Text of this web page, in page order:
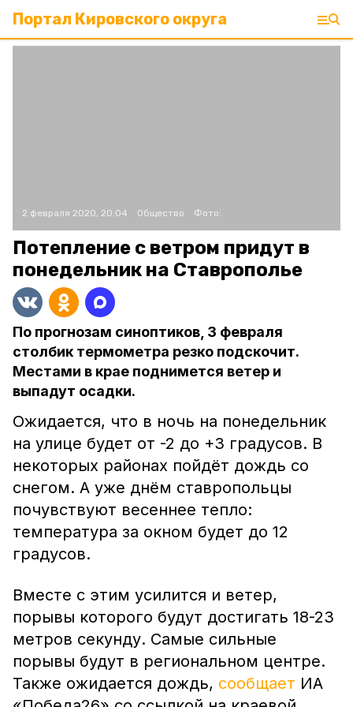
Портал Кировского округа
2 февраля 2020, 20:04 Общество Фото:
Потепление с ветром придут в
понедельник на Ставрополье
По прогнозам синоптиков, 3 февраля
столбик термометра резко подскочит.
Местами в крае поднимется ветер и
выпадут осадки.
Ожидается, что в ночь на понедельник
на улице будет от -2 до +3 градусов. В
некоторых районах пойдёт дождь со
снегом. А уже днём ставропольцы
почувствуют весеннее тепло:
температура за окном будет до 12
градусов.
Вместе с этим усилится и ветер,
порывы которого будут достигать 18-23
метров секунду. Самые сильные
порывы будут в региональном центре.
Также ожидается дождь, сообщает ИА